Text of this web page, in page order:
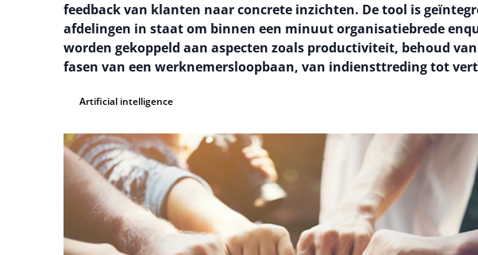
feedback van klanten naar concrete inzichten. De tool is
afdelingen in staat om binnen een minuut organisatiebrede
worden gekoppeld aan aspecten zoals productiviteit, behoud
fasen van een werknemersloopbaan, van indiensttreding tot
Artificial intelligence